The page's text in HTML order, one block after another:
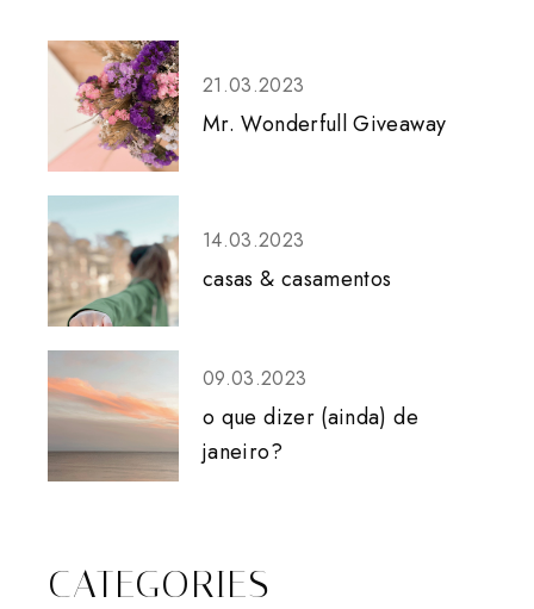
21.03.2023
Mr. Wonderfull Giveaway
14.03.2023
casas & casamentos
09.03.2023
o que dizer (ainda) de
janeiro?
CATEGORIES